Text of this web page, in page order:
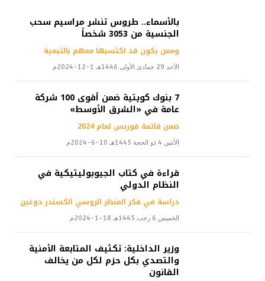
بالأسماء.. طروس تنشر مراسيم سحب
الجنسية من 3053 شخصاً
وممن يكون قد اكتسبها معهم بالتبعية
الأحد 29 جمادى الأولى 1446هـ 1-12-2024م
7 بنوك كويتية ضمن أقوى 100 شركة
عامة في «الشرق الأوسط»
ضمن قائمة فوربس لعام 2024
الأثنين 4 ذو الحجة 1445هـ 10-6-2024م
قراءة في كتاب الجيوبوليتيكية في
النظام الدولي
دراسة في فكر المنظر الروسي الكسندر دوغين
الخميس 6 رجب 1445هـ 18-1-2024م
وزير الداخلية: تكثيف المتابعة الأمنية
والتصدي بكل حزم لكل من يخالف
القانون